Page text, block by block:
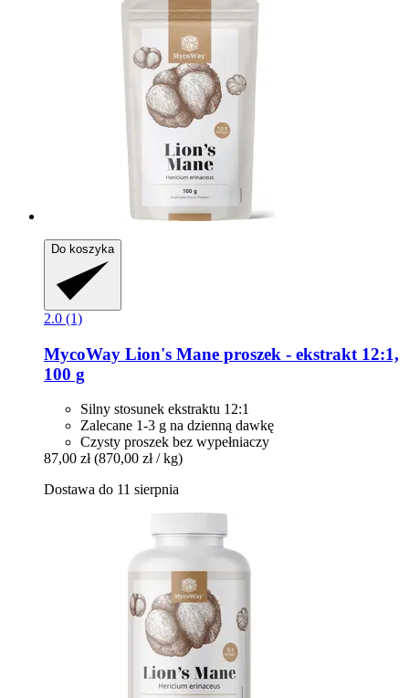
Do koszyka
2.0 (1)
MycoWay Lion's Mane proszek -​ ekstrakt 12:1,
100 g
Silny stosunek ekstraktu 12:1
Zalecane 1-3 g na dzienną dawkę
Czysty proszek bez wypełniaczy
87,00 zł (870,00 zł / kg)
Dostawa do 11 sierpnia